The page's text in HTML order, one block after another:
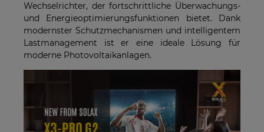
Wechselrichter, der fortschrittliche Überwachungs-
und Energieoptimierungsfunktionen bietet. Dank
modernster Schutzmechanismen und intelligentem
Lastmanagement ist er eine ideale Lösung für
moderne Photovoltaikanlagen.